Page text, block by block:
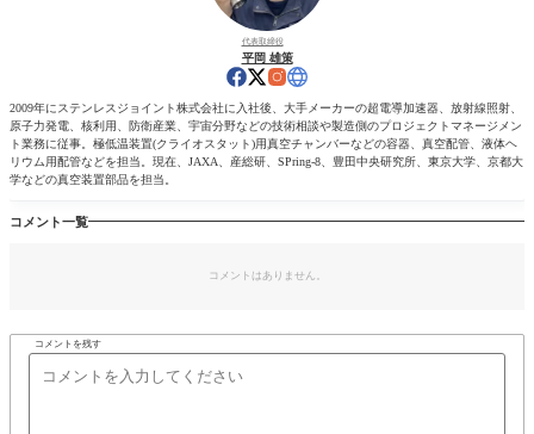
代表取締役
平岡 雄策
2009年にステンレスジョイント株式会社に入社後、大手メーカーの超電導加速器、放射線照射、
原子力発電、核利用、防衛産業、宇宙分野などの技術相談や製造側のプロジェクトマネージメン
ト業務に従事。極低温装置(クライオスタット)用真空チャンバーなどの容器、真空配管、液体ヘ
リウム用配管などを担当。現在、JAXA、産総研、SPring-8、豊田中央研究所、東京大学、京都大
学などの真空装置部品を担当。
コメント一覧
コメントはありません。
コメントを残す